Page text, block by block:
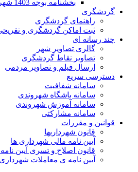
بخشنامه بوجه 1403 شهرداری ها
گردشگری
راهنمای گردشگری
ثبت اماکن گردشگری و
چند رسانه ای
گالری تصاویر شهر
تصاویر نقاط گردشگری
ارسال فیلم و تصاویر مردمی
دسترسی سریع
سامانه شفافیت
سامانه باشگاه شهروندی
سامانه آموزش شهروندی
سامانه مشارکتی
قوانین و مقررات
قانون شهرداریها
آیین نامه مالی شهرداری ها
قانون اصلاح و تسری آیین
آیین نامه ی معاملات